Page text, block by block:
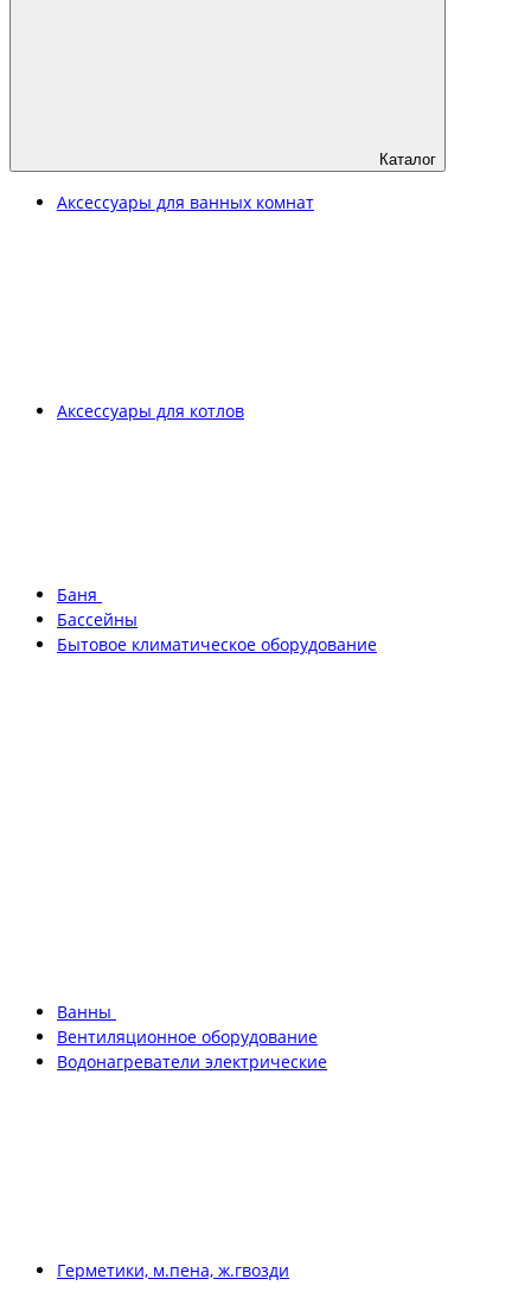
Каталог
Аксессуары для ванных комнат
Аксессуары для котлов
Баня
Бассейны
Бытовое климатическое оборудование
Ванны
Вентиляционное оборудование
Водонагреватели электрические
Герметики, м.пена, ж.гвозди